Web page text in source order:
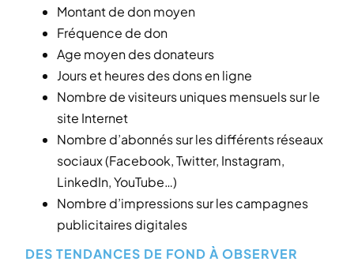
Montant de don moyen
Fréquence de don
Age moyen des donateurs
Jours et heures des dons en ligne
Nombre de visiteurs uniques mensuels sur le
site Internet
Nombre d’abonnés sur les différents réseaux
sociaux (Facebook, Twitter, Instagram,
LinkedIn, YouTube…)
Nombre d’impressions sur les campagnes
publicitaires digitales
DES TENDANCES DE FOND À OBSERVER